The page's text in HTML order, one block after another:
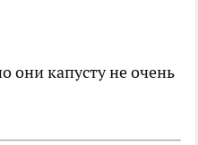
они капусту не очень